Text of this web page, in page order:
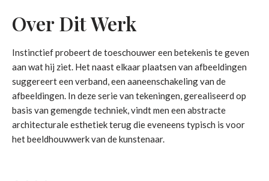
Over Dit Werk
Instinctief probeert de toeschouwer een betekenis te geven
aan wat hij ziet. Het naast elkaar plaatsen van afbeeldingen
suggereert een verband, een aaneenschakeling van de
afbeeldingen. In deze serie van tekeningen, gerealiseerd op
basis van gemengde techniek, vindt men een abstracte
architecturale esthetiek terug die eveneens typisch is voor
het beeldhouwwerk van de kunstenaar.